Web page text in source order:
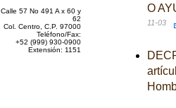
Calle 57 No 491 A x 60 y
62
Col. Centro, C.P. 97000
Teléfono/Fax:
+52 (999) 930-0900
Extensión: 1151
O
11-03